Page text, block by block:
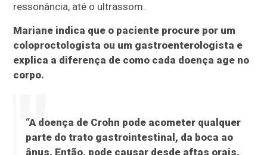
ressonância, até o ultrassom.
Mariane indica que o paciente procure por um
coloproctologista ou um gastroenterologista e
explica a diferença de como cada doença age no
corpo.
“A doença de Crohn pode acometer qualquer
parte do trato gastrointestinal, da boca ao
ânus. Então, pode causar desde aftas orais,